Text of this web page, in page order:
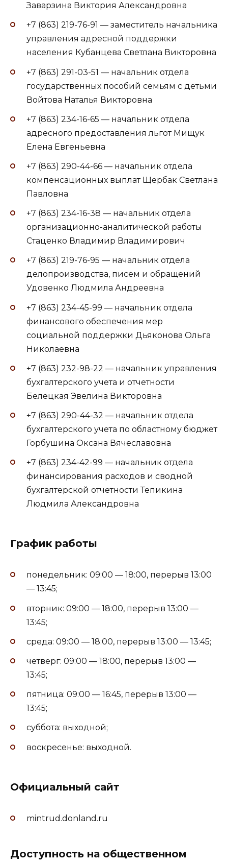
Заварзина Виктория Александровна
+7 (863) 219-76-91 — заместитель начальника
управления адресной поддержки
населения Кубанцева Светлана Викторовна
+7 (863) 291-03-51 — начальник отдела
государственных пособий семьям с детьми
Войтова Наталья Викторовна
+7 (863) 234-16-65 — начальник отдела
адресного предоставления льгот Мищук
Елена Евгеньевна
+7 (863) 290-44-66 — начальник отдела
компенсационных выплат Щербак Светлана
Павловна
+7 (863) 234-16-38 — начальник отдела
организационно-аналитической работы
Стаценко Владимир Владимирович
+7 (863) 219-76-95 — начальник отдела
делопроизводства, писем и обращений
Удовенко Людмила Андреевна
+7 (863) 234-45-99 — начальник отдела
финансового обеспечения мер
социальной поддержки Дьяконова Ольга
Николаевна
+7 (863) 232-98-22 — начальник управления
бухгалтерского учета и отчетности
Белецкая Эвелина Викторовна
+7 (863) 290-44-32 — начальник отдела
бухгалтерского учета по областному бюджет
Горбушина Оксана Вячеславовна
+7 (863) 234-42-99 — начальник отдела
финансирования расходов и сводной
бухгалтерской отчетности Тепикина
Людмила Александровна
График работы
понедельник: 09:00 — 18:00, перерыв 13:00
— 13:45;
вторник: 09:00 — 18:00, перерыв 13:00 —
13:45;
среда: 09:00 — 18:00, перерыв 13:00 — 13:45;
четверг: 09:00 — 18:00, перерыв 13:00 —
13:45;
пятница: 09:00 — 16:45, перерыв 13:00 —
13:45;
суббота: выходной;
воскресенье: выходной.
Официальный сайт
mintrud.donland.ru
Доступность на общественном